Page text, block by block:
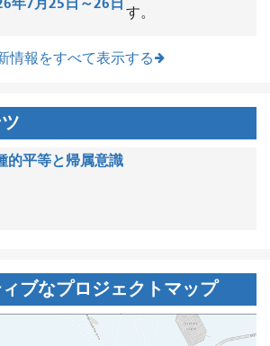
す。
情報をすべて表示する
的平等と帰属意識
ブなプロジェクトマップ